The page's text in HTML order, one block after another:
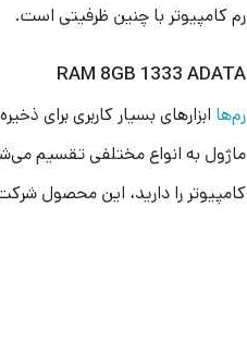
رم کامپیوتر با چنین ظرفیتی است.
RAM 8GB 1333 ADATA
رم‌ها ابزارهای بسیار کاربری برای
کامپیوتر را دارید، این محصول